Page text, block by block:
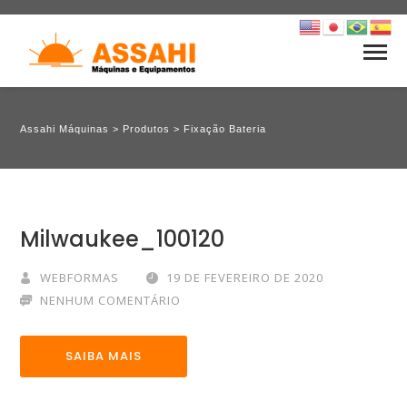
Assahi Máquinas > Produtos > Fixação Bateria
Milwaukee_100120
WEBFORMAS
19 DE FEVEREIRO DE 2020
NENHUM COMENTÁRIO
SAIBA MAIS